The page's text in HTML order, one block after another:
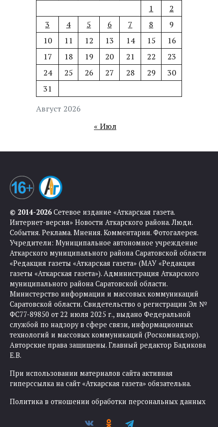
Август 2026
1
2
3
4 5 6 7 8
9
10
11 12 13 14 15
16
17
18 19 20 21 22
23
24
25 26 27 28 29
30
31
« Июл
© 2014-2026Сетевое издание «Аткарская газета.
Интернет-версия» Новости Аткарского района. Люди.
События. Реклама. Мнения. Комментарии. Фотогалерея.
Учредители: Муниципальное автономное учреждение
Аткарского муниципального района Саратовской области
«Редакция газеты «Аткарская газета» (МАУ «Редакция
газеты «Аткарская газета»). Администрация Аткарского
муниципального района Саратовской области.
Министерство информации и массовых коммуникаций
Саратовской области. Свидетельство о регистрации Эл №
ФС77-89850 от 22 июля 2025 г., выдано Федеральной
службой по надзору в сфере связи, информационных
технологий и массовых коммуникаций (Роскомнадзор).
Авторские права защищены. Главный редактор Бадикова
Е.В.
При использовании материалов сайта активная
гиперссылка на сайт «Аткарская газета» обязательна.
Политика в отношении обработки персональных данных